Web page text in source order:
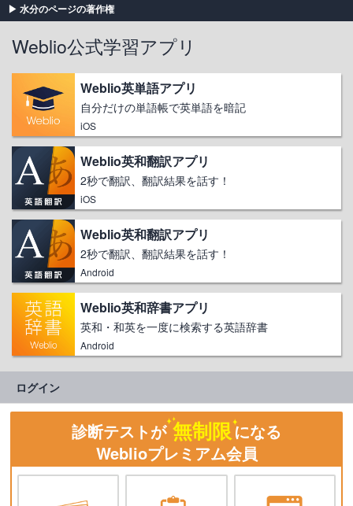
水分のページの著作権
Weblio公式学習アプリ
Weblio英単語アプリ
自分だけの単語帳で英単語を暗記
iOS
Weblio英和翻訳アプリ
2秒で翻訳、翻訳結果を話す！
iOS
Weblio英和翻訳アプリ
2秒で翻訳、翻訳結果を話す！
Android
Weblio英和辞書アプリ
英和・和英を一度に検索する英語辞書
Android
ログイン
診断テストが 無制限になる
Weblioプレミアム会員